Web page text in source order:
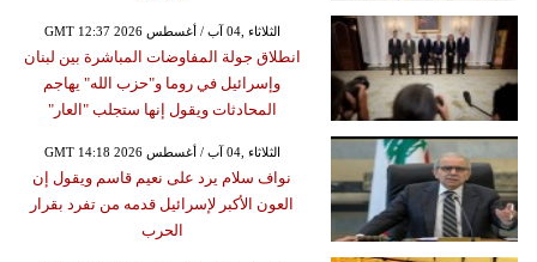
GMT 12:37 2026 الثلاثاء ,04 آب / أغسطس
انطلاق جولة المفاوضات المباشرة بين لبنان
وإسرائيل في روما و"حزب الله" يهاجم
المحادثات ويقول إنها ستجلب "العار"
GMT 14:18 2026 الثلاثاء ,04 آب / أغسطس
نواف سلام يرد على نعيم قاسم ويقول إن
العون الأكبر لإسرائيل قدمه من تفرد بقرار
الحرب